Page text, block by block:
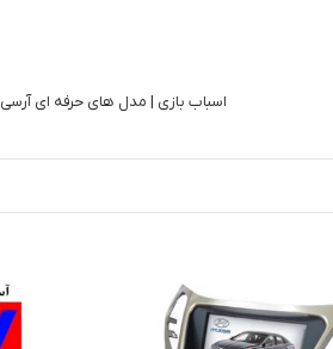
اسباب بازی | مدل های حرفه ای آرسی